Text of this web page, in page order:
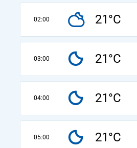
02:00 21°C
03:00 21°C
04:00 21°C
05:00 21°C